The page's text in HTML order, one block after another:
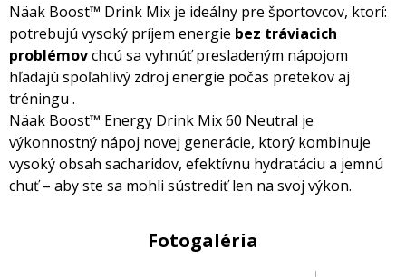
Näak Boost™ Drink Mix je ideálny pre športovcov, ktorí:
potrebujú vysoký príjem energie bez tráviacich
problémovchcú sa vyhnúť presladeným nápojom
hľadajú spoľahlivý zdroj energie počas pretekov aj
tréningu .
Näak Boost™ Energy Drink Mix 60 Neutral je
výkonnostný nápoj novej generácie, ktorý kombinuje
vysoký obsah sacharidov, efektívnu hydratáciu a jemnú
chuť – aby ste sa mohli sústrediť len na svoj výkon.
Fotogaléria